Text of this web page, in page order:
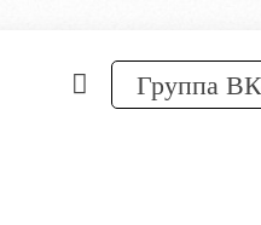
Группа